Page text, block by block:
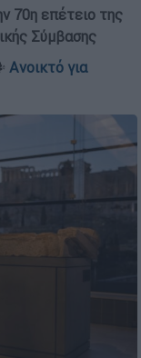
70η επέτειο της
Σύμβασης
Ανοικτό για